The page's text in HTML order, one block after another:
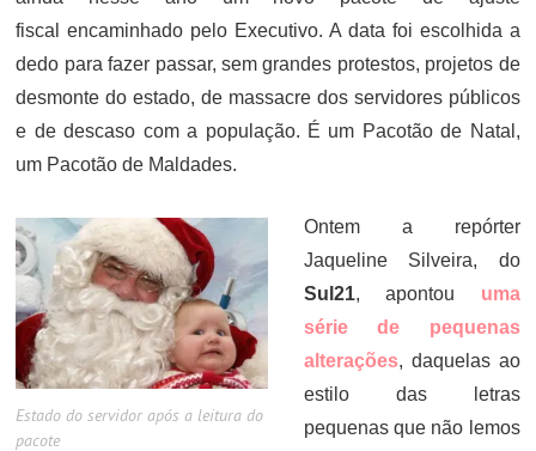
fiscal encaminhado pelo Executivo. A data foi escolhida a
dedo para fazer passar, sem grandes protestos, projetos de
desmonte do estado, de massacre dos servidores públicos
e de descaso com a população. É um Pacotão de Natal,
um Pacotão de Maldades.
Estado do servidor após a leitura do
pacote
Ontem a repórter
Jaqueline Silveira, do
Sul21, apontou uma
série de pequenas
alterações, daquelas ao
estilo das letras
pequenas que não lemos